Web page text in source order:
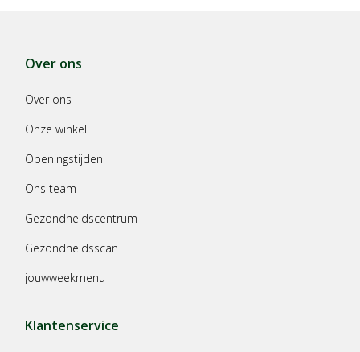
Over ons
Over ons
Onze winkel
Openingstijden
Ons team
Gezondheidscentrum
Gezondheidsscan
jouwweekmenu
Klantenservice